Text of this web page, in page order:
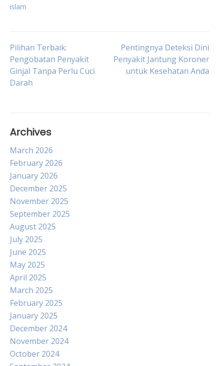
islam
Post
navigation
Pilihan Terbaik:
Pengobatan Penyakit
Ginjal Tanpa Perlu Cuci
Darah
Pentingnya Deteksi Dini
Penyakit Jantung Koroner
untuk Kesehatan Anda
Archives
March 2026
February 2026
January 2026
December 2025
November 2025
September 2025
August 2025
July 2025
June 2025
May 2025
April 2025
March 2025
February 2025
January 2025
December 2024
November 2024
October 2024